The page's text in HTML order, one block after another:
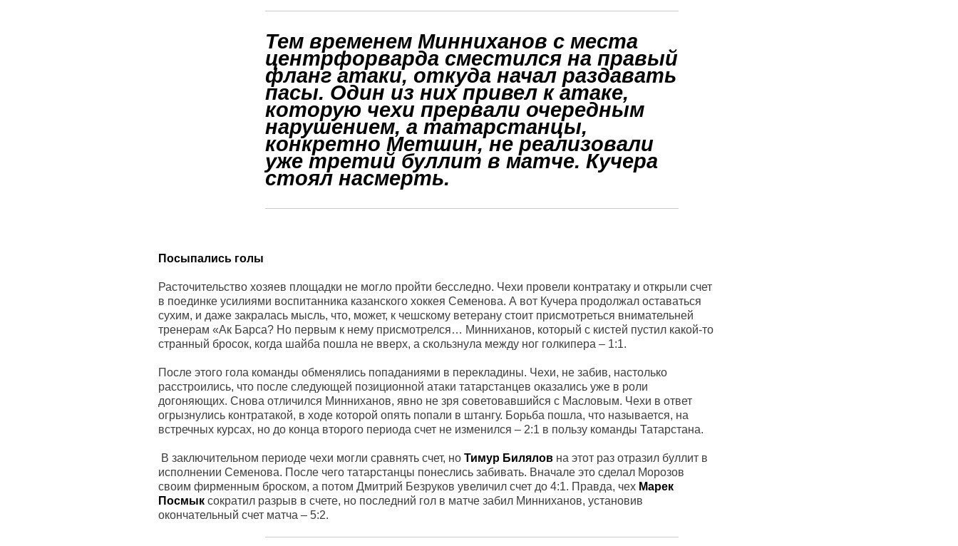
Тем временем Минниханов с места
центрфорварда сместился на правый
фланг атаки, откуда начал раздавать
пасы. Один из них привел к атаке,
которую чехи прервали очередным
нарушением, а татарстанцы,
конкретно Метшин, не реализовали
уже третий буллит в матче. Кучера
стоял насмерть.
Посыпались голы
Расточительство хозяев площадки не могло пройти бесследно. Чехи провели контратаку и открыли счет
в поединке усилиями воспитанника казанского хоккея Семенова. А вот Кучера продолжал оставаться
сухим, и даже закралась мысль, что, может, к чешскому ветерану стоит присмотреться внимательней
тренерам «Ак Барса? Но первым к нему присмотрелся… Минниханов, который с кистей пустил какой-то
странный бросок, когда шайба пошла не вверх, а скользнула между ног голкипера – 1:1.
После этого гола команды обменялись попаданиями в перекладины. Чехи, не забив, настолько
расстроились, что после следующей позиционной атаки татарстанцев оказались уже в роли
догоняющих. Снова отличился Минниханов, явно не зря советовавшийся с Масловым. Чехи в ответ
огрызнулись контратакой, в ходе которой опять попали в штангу. Борьба пошла, что называется, на
встречных курсах, но до конца второго периода счет не изменился – 2:1 в пользу команды Татарстана.
В заключительном периоде чехи могли сравнять счет, но Тимур Билялов на этот раз отразил буллит в
исполнении Семенова. После чего татарстанцы понеслись забивать. Вначале это сделал Морозов
своим фирменным броском, а потом Дмитрий Безруков увеличил счет до 4:1. Правда, чех Марек
Посмык сократил разрыв в счете, но последний гол в матче забил Минниханов, установив
окончательный счет матча – 5:2.